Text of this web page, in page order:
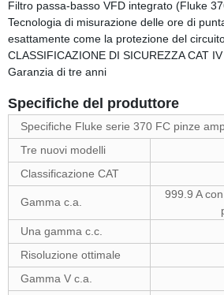
Filtro passa-basso VFD integrato (Fluke
Tecnologia di misurazione delle ore di
esattamente come la protezione del
CLASSIFICAZIONE DI SICUREZZA CAT
Garanzia di tre anni
Specifiche del produttore
Specifiche Fluke serie 370 FC pinze
Tre nuovi modelli
Classificazione CAT
Gamma c.a.
999.9 A
Una gamma c.c.
Risoluzione ottimale
Gamma V c.a.